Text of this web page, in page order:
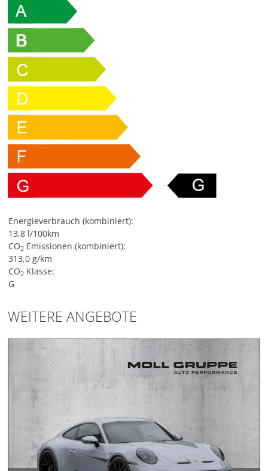
Energieverbrauch (kombiniert):
13,8 l/100km
CO2 Emissionen (kombiniert):
313,0 g/km
CO2 Klasse:
G
WEITERE ANGEBOTE